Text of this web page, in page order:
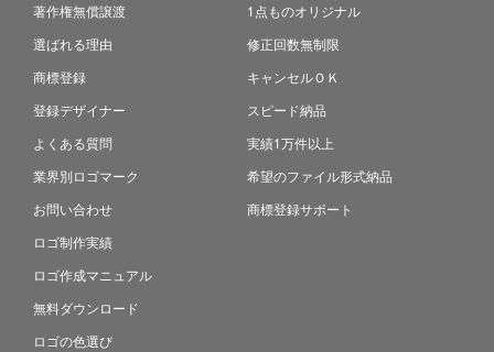
著作権無償譲渡
選ばれる理由
商標登録
登録デザイナー
よくある質問
業界別ロゴマーク
お問い合わせ
ロゴ制作実績
ロゴ作成マニュアル
無料ダウンロード
ロゴの色選び
1点ものオリジナル
修正回数無制限
キャンセルＯＫ
スピード納品
実績1万件以上
希望のファイル形式納品
商標登録サポート